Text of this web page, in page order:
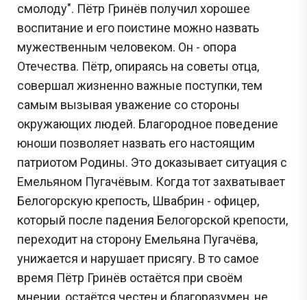
смолоду". Пётр Гринёв получил хорошее
воспитание и его поистине можно назвать
мужественным человеком. Он - опора
Отечества. Пётр, опираясь на советы отца,
совершал жизненно важные поступки, тем
самым вызывая уважение со стороны
окружающих людей. Благородное поведение
юноши позволяет назвать его настоящим
патриотом Родины. Это доказывает ситуация с
Емельяном Пугачёвым. Когда тот захватывает
Белогорскую крепость, Швабрин - офицер,
который после падения Белогорской крепости,
переходит на сторону Емельяна Пугачёва,
унижается и нарушает присягу. В то самое
время Пётр Гринёв остаётся при своём
мнении, остаётся честен и благоразумен, не